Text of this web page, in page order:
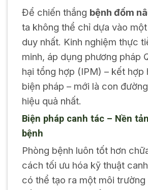
Để chiến thắng bệnh đốm
ta không thể chỉ dựa vào
duy nhất. Kinh nghiệm thực
minh, áp dụng phương pháp
hại tổng hợp (IPM) – kết hợp
biện pháp – mới là con
hiệu quả nhất.
Biện pháp canh tác – Nền
bệnh
Phòng bệnh luôn tốt hơn
cách tối ưu hóa kỹ thuật
có thể tạo ra một môi trường